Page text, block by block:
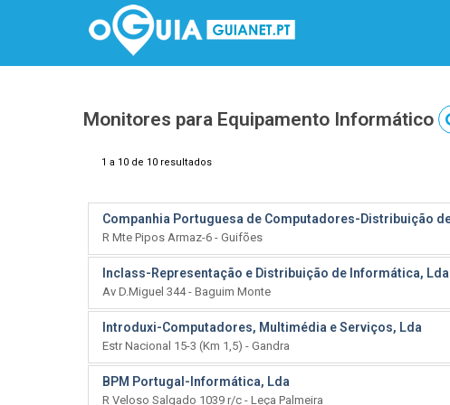
Monitores para Equipamento Informático
1 a 10 de 10 resultados
Companhia Portuguesa de Computadores-Distribuição
R Mte Pipos Armaz-6 - Guifões
Inclass-Representação e Distribuição de Informática, Lda
Av D.Miguel 344 - Baguim Monte
Introduxi-Computadores, Multimédia e Serviços, Lda
Estr Nacional 15-3 (Km 1,5) - Gandra
BPM Portugal-Informática, Lda
R Veloso Salgado 1039 r/c - Leça Palmeira